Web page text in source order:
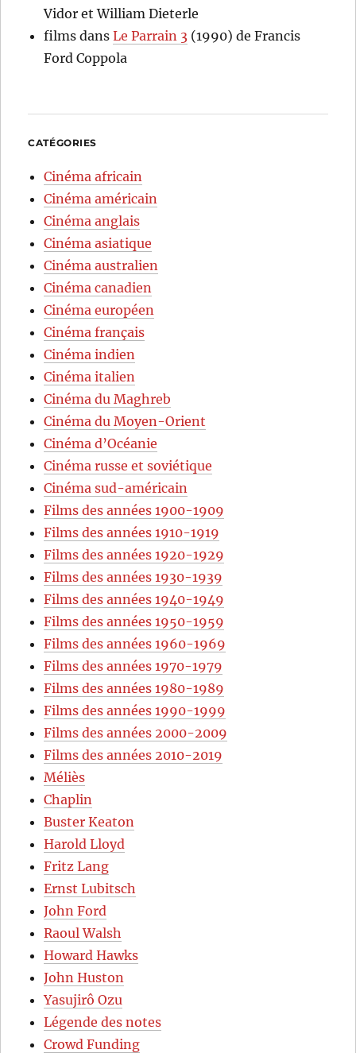
Vidor et William Dieterle
films dansLe Parrain 3 (1990) de Francis
Ford Coppola
CATÉGORIES
Cinéma africain
Cinéma américain
Cinéma anglais
Cinéma asiatique
Cinéma australien
Cinéma canadien
Cinéma européen
Cinéma français
Cinéma indien
Cinéma italien
Cinéma du Maghreb
Cinéma du Moyen-Orient
Cinéma d’Océanie
Cinéma russe et soviétique
Cinéma sud-américain
Films des années 1900-1909
Films des années 1910-1919
Films des années 1920-1929
Films des années 1930-1939
Films des années 1940-1949
Films des années 1950-1959
Films des années 1960-1969
Films des années 1970-1979
Films des années 1980-1989
Films des années 1990-1999
Films des années 2000-2009
Films des années 2010-2019
Méliès
Chaplin
Buster Keaton
Harold Lloyd
Fritz Lang
Ernst Lubitsch
John Ford
Raoul Walsh
Howard Hawks
John Huston
Yasujirô Ozu
Légende des notes
Crowd Funding